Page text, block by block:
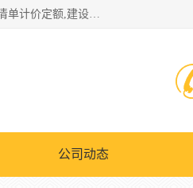
北京北腾文化发展有限公司：主营31个省建设工程预算书,工程预算软件,工程计价依据,工程造价定额,工程量清单计价定额,建设工程量消耗量定额,各行业工程预算定额,铁路定额,电力定额,矿山定额,*,黄金定额,钢铁企业检修定额,中石化安装检修定额,煤矿图书,医院书籍等.诚信的经营，在发展的同时公司不忘不断总结不断优化为客户的服务，和一如既往的热情赢得了新老客户的极高评价及青睐。
公司动态